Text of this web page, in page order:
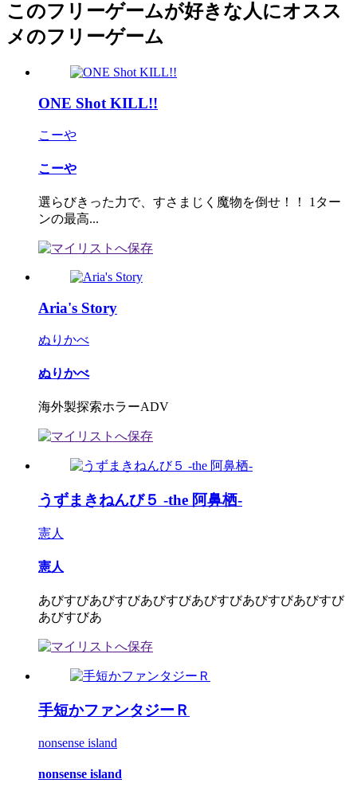
このフリーゲームが好きな人にオスス
メのフリーゲーム
ONE Shot KILL!!
こーや
こーや
選らびきった力で、すさまじく魔物を倒せ！！ 1ター
ンの最高...
Aria's Story
ぬりかべ
ぬりかべ
海外製探索ホラーADV
うずまきねんび５ -the 阿鼻栖-
憲人
憲人
あびすびあびすびあびすびあびすびあびすびあびすび
あびすびあ
手短かファンタジーＲ
nonsense island
nonsense island